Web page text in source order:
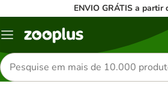
ENVIO GRÁTIS a partir
Menu
Pesquisar
produtos